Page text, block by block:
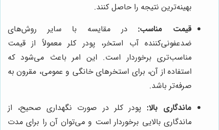
بهینه‌ترین نتیجه را حاصل کنند.
قیمت مناسب: در مقایسه با سایر روش‌های
ضدعفونی‌کننده آب استخر، پودر کلر معمولاً از قیمت
مناسب‌تری برخوردار است. این امر باعث می‌شود که
استفاده از آن، برای استخرهای خانگی و عمومی، مقرون به
صرفه‌تر باشد.
ماندگاری بالا: پودر کلر در صورت نگهداری صحیح، از
ماندگاری بالایی برخوردار است و می‌توان آن را برای مدت